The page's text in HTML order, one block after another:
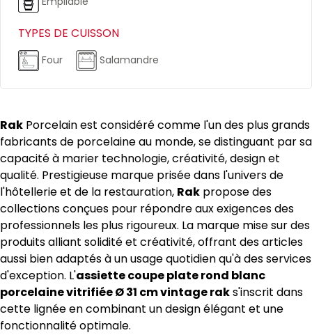
TYPES DE CUISSON
Four Salamandre
Rak Porcelain est considéré comme l'un des plus grands
fabricants de porcelaine au monde, se distinguant par sa
capacité à marier technologie, créativité, design et
qualité. Prestigieuse marque prisée dans l'univers de
l'hôtellerie et de la restauration, Rak propose des
collections conçues pour répondre aux exigences des
professionnels les plus rigoureux. La marque mise sur des
produits alliant solidité et créativité, offrant des articles
aussi bien adaptés à un usage quotidien qu'à des services
d'exception. L'assiette coupe plate rond blanc
porcelaine vitrifiée Ø 31 cm vintage raks'inscrit dans
cette lignée en combinant un design élégant et une
fonctionnalité optimale.